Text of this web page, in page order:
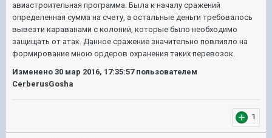
авиастроительная программа. Была к началу сражений
определенная сумма на счету, а остальные деньги требовалось
вывезти караванами с колоний, которые было необходимо
защищать от атак. Данное сражение значительно повлияло на
формирование мною ордеров охранения таких перевозок.
Изменено 30 мар 2016, 17:35:57пользователем
CerberusGosha
1